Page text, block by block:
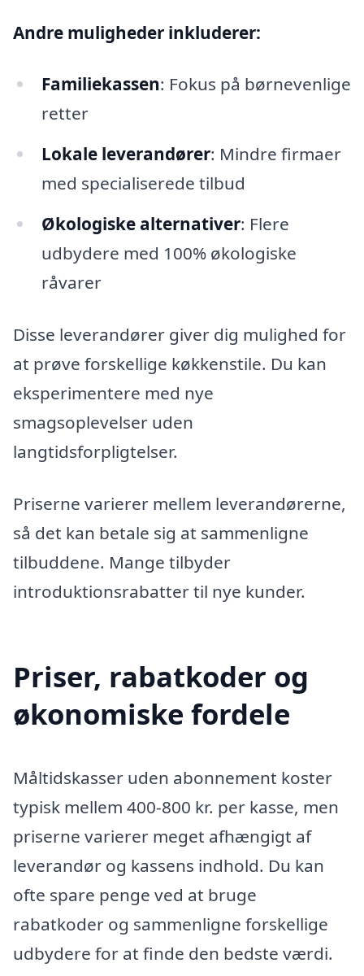
Andre muligheder inkluderer:
Familiekassen: Fokus på børnevenlige
retter
Lokale leverandører: Mindre firmaer
med specialiserede tilbud
Økologiske alternativer: Flere
udbydere med 100% økologiske
råvarer
Disse leverandører giver dig mulighed for
at prøve forskellige køkkenstile. Du kan
eksperimentere med nye
smagsoplevelser uden
langtidsforpligtelser.
Priserne varierer mellem leverandørerne,
så det kan betale sig at sammenligne
tilbuddene. Mange tilbyder
introduktionsrabatter til nye kunder.
Priser, rabatkoder og
økonomiske fordele
Måltidskasser uden abonnement koster
typisk mellem 400-800 kr. per kasse, men
priserne varierer meget afhængigt af
leverandør og kassens indhold. Du kan
ofte spare penge ved at bruge
rabatkoder og sammenligne forskellige
udbydere for at finde den bedste værdi.